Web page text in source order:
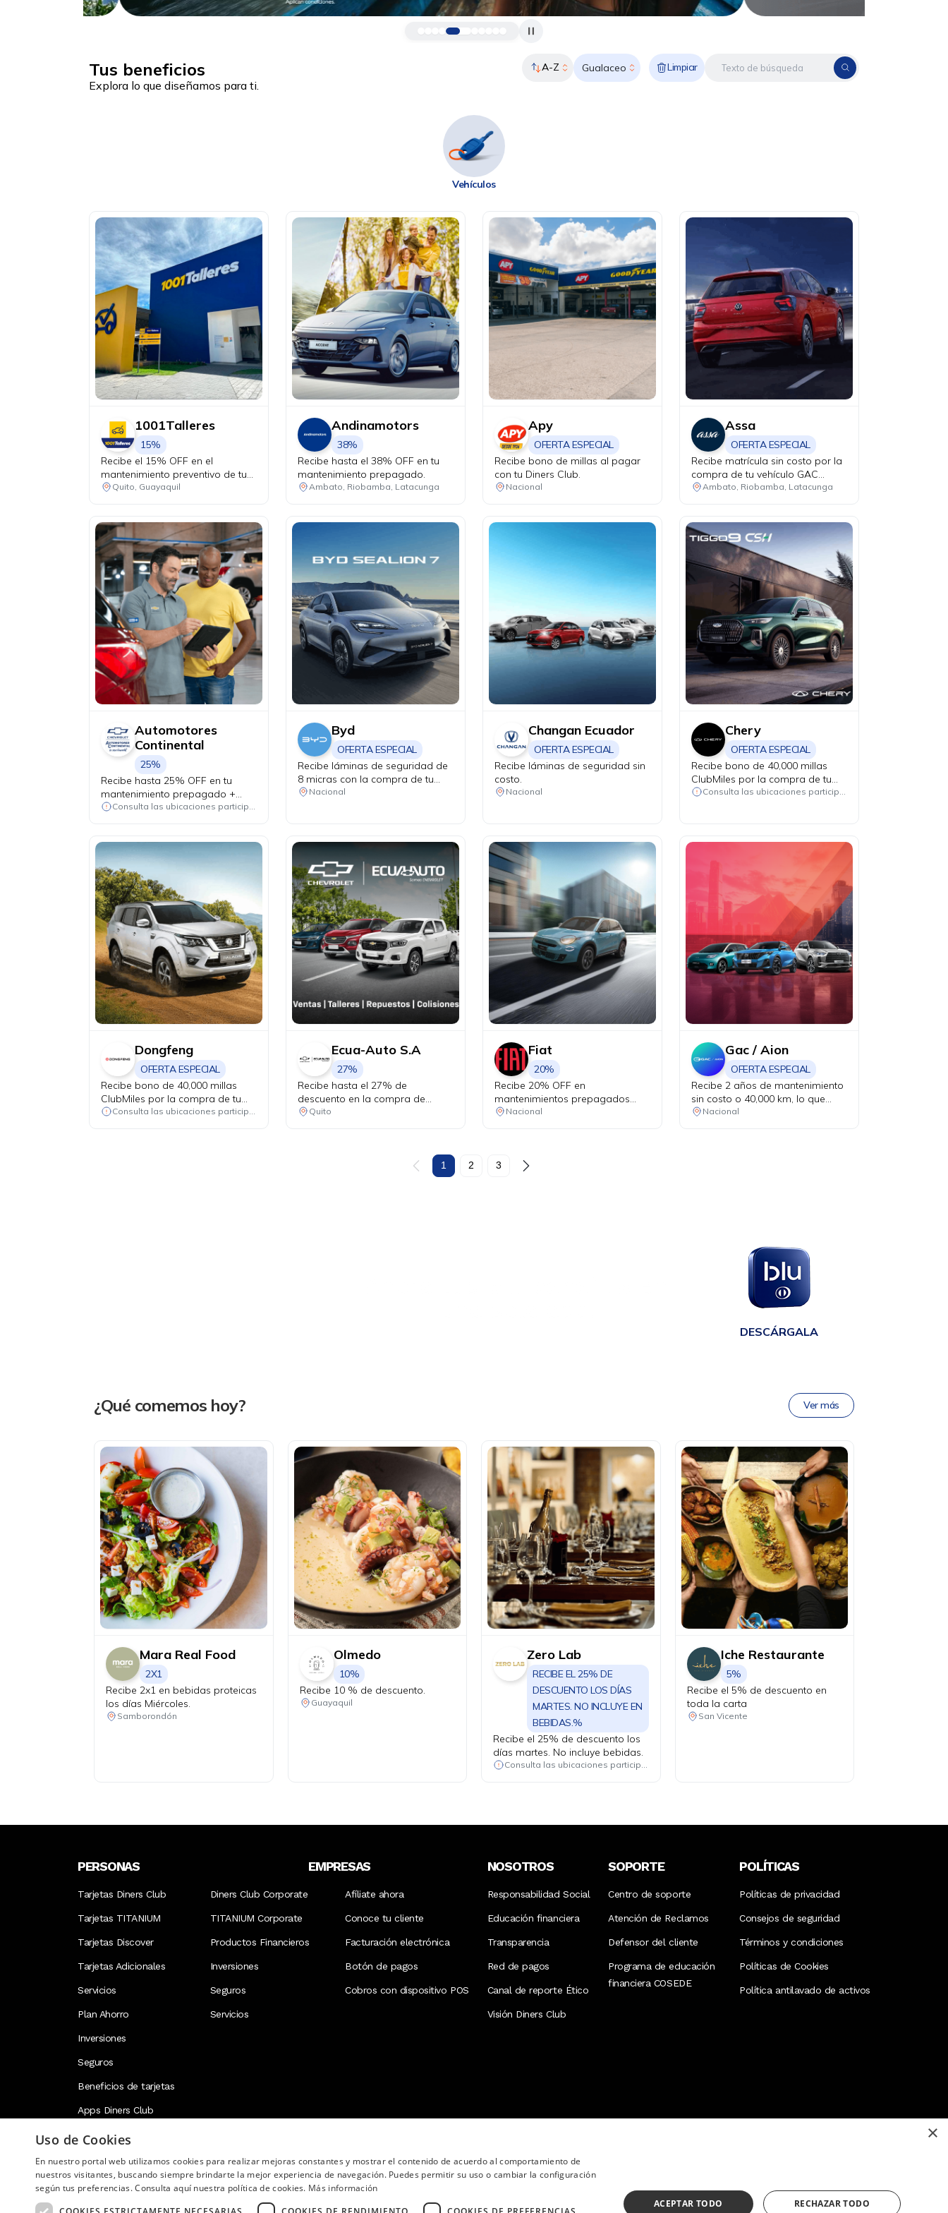
Tus beneficios
Explora lo que diseñamos para ti.
A-Z Gualaceo Limpiar
Vehículos
1001Talleres
15%
Recibe el 15% OFF en el
mantenimiento preventivo de tu
vehículo + chequeo de 20 puntos
Quito, Guayaquil
Andinamotors
38%
Recibe hasta el 38% OFF en tu
mantenimiento prepagado.
Ambato, Riobamba, Latacunga
Apy
OFERTA ESPECIAL
Recibe bono de millas al pagar
con tu Diners Club.
Nacional
Assa
OFERTA ESPECIAL
Recibe matrícula sin costo por la
compra de tu vehículo GAC
modelo GS4 Hybrid.
Ambato, Riobamba, Latacunga
Automotores
Continental
25%
Recibe hasta 25% OFF en tu
mantenimiento prepagado +
alineación y balanceo de
Consulta las ubicaciones participantes
Byd
OFERTA ESPECIAL
Recibe láminas de seguridad de
8 micras con la compra de tu
Yuan Pro DM-i.
Nacional
Changan Ecuador
OFERTA ESPECIAL
Recibe láminas de seguridad sin
costo.
Nacional
Chery
OFERTA ESPECIAL
Recibe bono de 40,000 millas
ClubMiles por la compra de tu
nuevo Chery CSH Tiggo 7, TiggoConsulta las ubicaciones participantes
Dongfeng
OFERTA ESPECIAL
Recibe bono de 40,000 millas
ClubMiles por la compra de tu
nuevo Dongfeng Paladin y Z9
Consulta las ubicaciones participantes
Ecua-Auto S.A
27%
Recibe hasta el 27% de
descuento en la compra de
repuestos originales Chevrolet y
correas). Recibe beneficios
exclusivos en talleres: • Cambio
Quito
Fiat
20%
Recibe 20% OFF en
mantenimientos prepagados
para tu Fiat.
Nacional
Gac / Aion
OFERTA ESPECIAL
Recibe 2 años de mantenimiento
sin costo o 40,000 km, lo que
ocurra primero. Aplica en la
Nacional
1 2 3
DESCÁRGALA
¿Qué comemos hoy? Ver más
Mara Real Food
2X1
Recibe 2x1 en bebidas proteicas
los días Miércoles.
Samborondón
Olmedo
10%
Recibe 10 % de descuento.
Guayaquil
Zero Lab
RECIBE EL 25% DE
DESCUENTO LOS DÍAS
MARTES. NO INCLUYE EN
BEBIDAS.%
Recibe el 25% de descuento los
días martes. No incluye bebidas.
Consulta las ubicaciones participantes
Iche Restaurante
5%
Recibe el 5% de descuento en
toda la carta
San Vicente
PERSONAS
Tarjetas Diners Club
Tarjetas TITANIUM
Tarjetas Discover
Tarjetas Adicionales
Servicios
Plan Ahorro
Inversiones
Seguros
Beneficios de tarjetas
Apps Diners Club
EMPRESAS
Diners Club Corporate
TITANIUM Corporate
Productos Financieros
Inversiones
Seguros
Servicios
Afíliate ahora
Conoce tu cliente
Facturación electrónica
Botón de pagos
Cobros con dispositivo POS
NOSOTROS
Responsabilidad Social
Educación financiera
Transparencia
Red de pagos
Canal de reporte Ético
Visión Diners Club
SOPORTE
Centro de soporte
Atención de Reclamos
Defensor del cliente
Programa de educación
financiera COSEDE
POLÍTICAS
Políticas de privacidad
Consejos de seguridad
Términos y condiciones
Políticas de Cookies
Política antilavado de activos
Image
¿Necesitas ayuda?
(02) 298 1300
×
Uso de Cookies
En nuestro portal web utilizamos cookies para realizar mejoras constantes y mostrar el contenido de acuerdo al comportamiento de
nuestros visitantes, buscando siempre brindarte la mejor experiencia de navegación. Puedes permitir su uso o cambiar la configuración
según tus preferencias. Consulta aquí nuestra política de cookies. Más información
ACEPTAR TODO RECHAZAR TODO